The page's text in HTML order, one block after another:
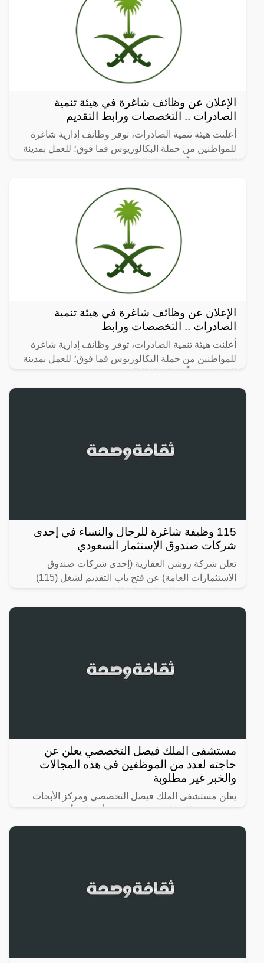
الإعلان عن وظائف شاغرة في هيئة تنمية
الصادرات .. التخصصات ورابط التقديم
أعلنت هيئة تنمية الصادرات، توفر وظائف إدارية شاغرة
للمواطنين من حملة البكالوريوس فما فوق؛ للعمل بمدينة
الإعلان عن وظائف شاغرة في هيئة تنمية
الصادرات .. التخصصات ورابط
أعلنت هيئة تنمية الصادرات، توفر وظائف إدارية شاغرة
للمواطنين من حملة البكالوريوس فما فوق؛ للعمل بمدينة
115 وظيفة شاغرة للرجال والنساء في إحدى
شركات صندوق الإستثمار السعودي
تعلن شركة روشن العقارية (إحدى شركات صندوق
الاستثمارات العامة) عن فتح باب التقديم لشغل (115)
البكالوريوس) في
مستشفى الملك فيصل التخصصي يعلن عن
حاجته لعدد من الموظفين في هذه المجالات
والخبر غير مطلوبة
يعلن مستشفى الملك فيصل التخصصي ومركز الأبحاث
عن توفر وظائف إدارية متعددة في أقسام وأجنحة
المستشفى بالرياض للرجال والنساء حملة كافة المؤهلات